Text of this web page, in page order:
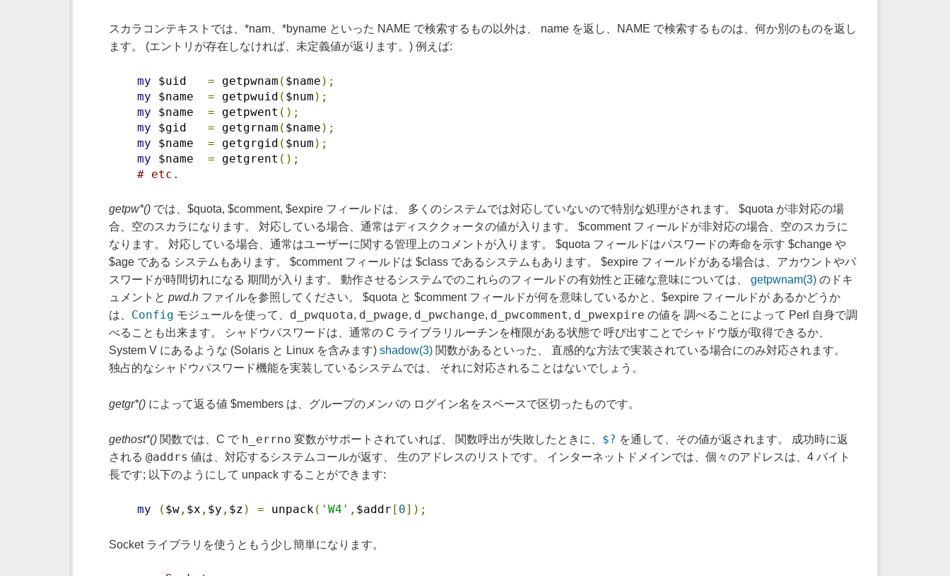
スカラコンテキストでは、*nam、*byname といった NAME で検索するもの以外は、 name を返し、NAME で検索するものは、何か別のものを返し
ます。 (エントリが存在しなければ、未定義値が返ります。) 例えば:
my $uid = getpwnam ( $name );
my $name = getpwuid ( $num );
my $name = getpwent ();
my $gid = getgrnam ( $name );
my $name = getgrgid ( $num );
my $name = getgrent ();
# etc.
getpw*() では、$quota, $comment, $expire フィールドは、 多くのシステムでは対応していないので特別な処理がされます。 $quota が非対応の場
合、空のスカラになります。 対応している場合、通常はディスククォータの値が入ります。 $comment フィールドが非対応の場合、空のスカラに
なります。 対応している場合、通常はユーザーに関する管理上のコメントが入ります。 $quota フィールドはパスワードの寿命を示す $change や
$age である システムもあります。 $comment フィールドは $class であるシステムもあります。 $expire フィールドがある場合は、アカウントやパ
スワードが時間切れになる 期間が入ります。 動作させるシステムでのこれらのフィールドの有効性と正確な意味については、getpwnam(3) のドキ
ュメントとpwd.h ファイルを参照してください。 $quota と $comment フィールドが何を意味しているかと、$expire フィールドが あるかどうか
は、 Config モジュールを使って、 d_pwquota, d_pwage, d_pwchange, d_pwcomment, d_pwexpire の値を 調べることによって Perl 自身で調
べることも出来ます。 シャドウパスワードは、通常の C ライブラリルーチンを権限がある状態で 呼び出すことでシャドウ版が取得できるか、
System V にあるような (Solaris と Linux を含みます)shadow(3) 関数があるといった、 直感的な方法で実装されている場合にのみ対応されます。
独占的なシャドウパスワード機能を実装しているシステムでは、 それに対応されることはないでしょう。
getgr*() によって返る値 $members は、グループのメンバの ログイン名をスペースで区切ったものです。
gethost*() 関数では、C で h_errno 変数がサポートされていれば、 関数呼出が失敗したときに、 $? を通して、その値が返されます。 成功時に返
される@addrs 値は、対応するシステムコールが返す、 生のアドレスのリストです。 インターネットドメインでは、個々のアドレスは、4 バイト
長です; 以下のようにして unpack することができます:
my ( $w , $x , $y , $z ) = unpack( 'W4' , $addr [ 0]);
Socket ライブラリを使うともう少し簡単になります。